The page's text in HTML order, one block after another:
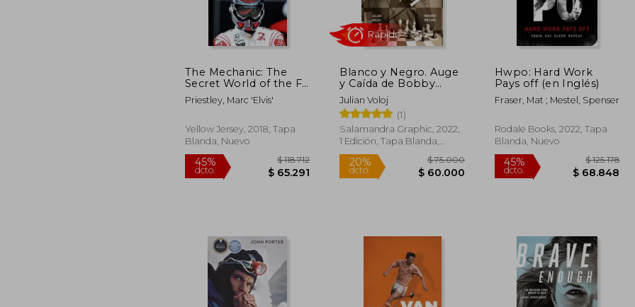
45% $ 85.202 45% 10%
The Mechanic: The
Secret World of the F1
Pitlane (en Inglés)
Priestley, Marc 'Elvis'
Yellow Jersey, 2018, Tapa
Blanda, Nuevo
Blanco y Negro. Auge
y Caída de Bobby
Fisher
Julian Voloj
(1)
Salamandra Graphic, 2022,
1 Edición, Tapa Blanda,
Nuevo
Rápido
Hwpo: Hard Work
Pays off (en Inglés)
Fraser, Mat ; Mestel, Spenser
Rodale Books, 2022, Tapa
Blanda, Nuevo